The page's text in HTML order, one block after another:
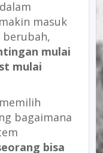
masuk
berubah,
mulai
mulai
bagaimana
bisa